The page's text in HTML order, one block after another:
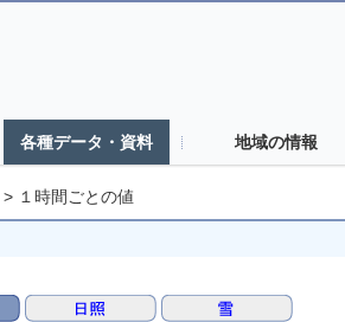
各種データ・資料 地域の情報
> １時間ごとの値